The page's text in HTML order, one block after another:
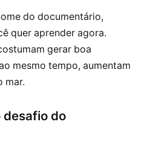
do documentário,
quer aprender agora.
gerar boa
mesmo tempo, aumentam
mar.
desafio do